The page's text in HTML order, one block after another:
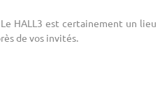
HALL3 est certainement un lieu
de vos invités.